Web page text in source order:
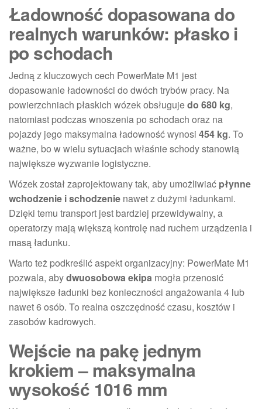
Ładowność dopasowana do
realnych warunków: płasko i
po schodach
Jedną z kluczowych cech PowerMate M1 jest
dopasowanie ładowności do dwóch trybów pracy. Na
powierzchniach płaskich wózek obsługujedo 680 kg,
natomiast podczas wnoszenia po schodach oraz na
pojazdy jego maksymalna ładowność wynosi 454 kg. To
ważne, bo w wielu sytuacjach właśnie schody stanowią
największe wyzwanie logistyczne.
Wózek został zaprojektowany tak, aby umożliwiać płynne
wchodzenie i schodzenie nawet z dużymi ładunkami.
Dzięki temu transport jest bardziej przewidywalny, a
operatorzy mają większą kontrolę nad ruchem urządzenia i
masą ładunku.
Warto też podkreślić aspekt organizacyjny: PowerMate M1
pozwala, abydwuosobowa ekipa mogła przenosić
największe ładunki bez konieczności angażowania 4 lub
nawet 6 osób. To realna oszczędność czasu, kosztów i
zasobów kadrowych.
Wejście na pakę jednym
krokiem – maksymalna
wysokość 1016 mm